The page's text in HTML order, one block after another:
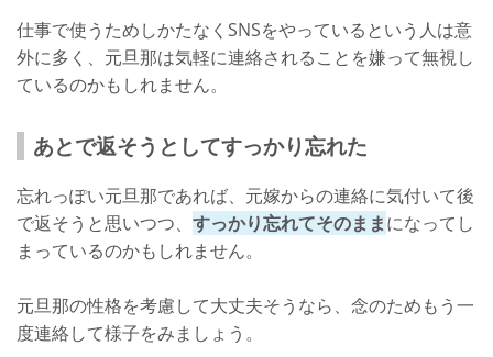
仕事で使うためしかたなくSNSをやっているという人は意
外に多く、元旦那は気軽に連絡されることを嫌って無視し
ているのかもしれません。
あとで返そうとしてすっかり忘れた
忘れっぽい元旦那であれば、元嫁からの連絡に気付いて後
で返そうと思いつつ、 すっかり忘れてそのままになってし
まっているのかもしれません。
元旦那の性格を考慮して大丈夫そうなら、念のためもう一
度連絡して様子をみましょう。